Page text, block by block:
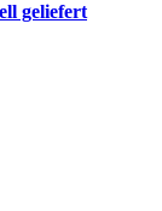
geliefert